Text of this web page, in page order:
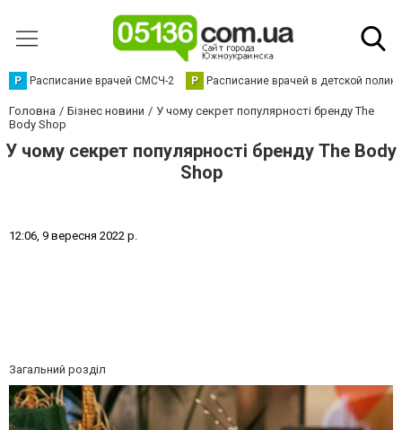
Р Расписание врачей СМСЧ-2 Р Расписание врачей в детской
Головна Бізнес новини
У чому секрет популярності бренду The
Body Shop
У чому секрет популярності бренду The Body
Shop
12:06, 9 вересня 2022 р.
Загальний розділ